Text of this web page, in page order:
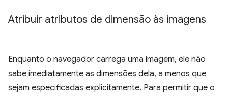
Atribuir atributos de dimensão às imagens
Enquanto o navegador carrega uma imagem, ele não
sabe imediatamente as dimensões dela, a menos que
sejam especificadas explicitamente. Para permitir que o